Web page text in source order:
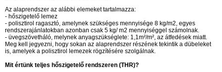
Az alaprendszer az alábbi elemeket tartalmazza:
- hőszigetelő lemez
- polisztirol ragasztó, amelynek szükséges mennyisége 8 kg/m2, egyes
rendszerajánlatokban azonban csak 5 kg/ m2 mennyiséggel számolnak.
- üvegszövetháló, melynek anyagszükséglete: 1,1m²/m², az átfedések miatt.
Meg kell jegyezni, hogy sokan az alaprendszer részének tekintik a dübeleket
is, amelyek a polisztirol lemezek rögzítésére szolgálnak.
Mit értünk teljes hőszigetelő rendszeren (THR)?